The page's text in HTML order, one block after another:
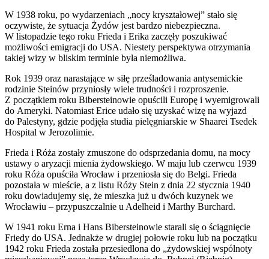
W 1938 roku, po wydarzeniach „nocy kryształowej” stało się
oczywiste, że sytuacja Żydów jest bardzo niebezpieczna.
W listopadzie tego roku Frieda i Erika zaczęły poszukiwać
możliwości emigracji do USA. Niestety perspektywa otrzymania
takiej wizy w bliskim terminie była niemożliwa.
Rok 1939 oraz narastające w siłę prześladowania antysemickie
rodzinie Steinów przyniosły wiele trudności i rozproszenie.
Z początkiem roku Bibersteinowie opuścili Europę i wyemigrowali
do Ameryki. Natomiast Erice udało się uzyskać wizę na wyjazd
do Palestyny, gdzie podjęła studia pielęgniarskie w Shaarei Tsedek
Hospital w Jerozolimie.
Frieda i Róża zostały zmuszone do odsprzedania domu, na mocy
ustawy o aryzacji mienia żydowskiego. W maju lub czerwcu 1939
roku Róża opuściła Wrocław i przeniosła się do Belgi. Frieda
pozostała w mieście, a z listu Róży Stein z dnia 22 stycznia 1940
roku dowiadujemy się, że mieszka już u dwóch kuzynek we
Wrocławiu – przypuszczalnie u Adelheid i Marthy Burchard.
W 1941 roku Erna i Hans Bibersteinowie starali się o ściągnięcie
Friedy do USA. Jednakże w drugiej połowie roku lub na początku
1942 roku Frieda została przesiedlona do „żydowskiej wspólnoty